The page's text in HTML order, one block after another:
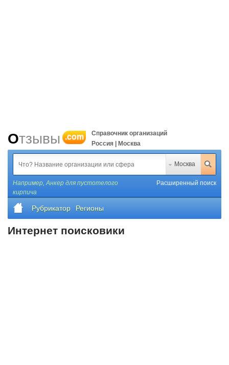
Отзывы .com
Справочник организаций
Россия | Москва
Москва
Например,Анкер для пустотелого
кирпича
Расширенный поиск
Рубрикатор Регионы
Интернет поисковики